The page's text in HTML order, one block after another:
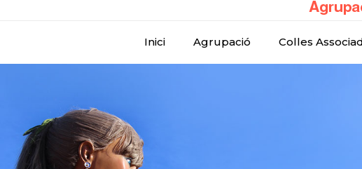
Inici Agrupació Colles